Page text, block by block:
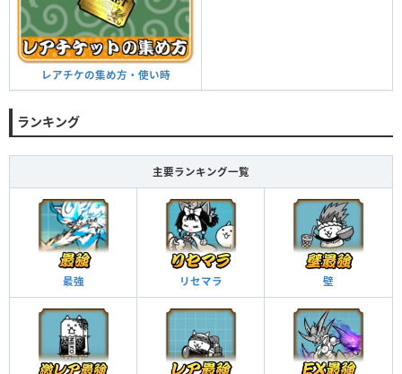
レアチケの集め方・使い時
ランキング
主要ランキング一覧
最強 リセマラ 壁